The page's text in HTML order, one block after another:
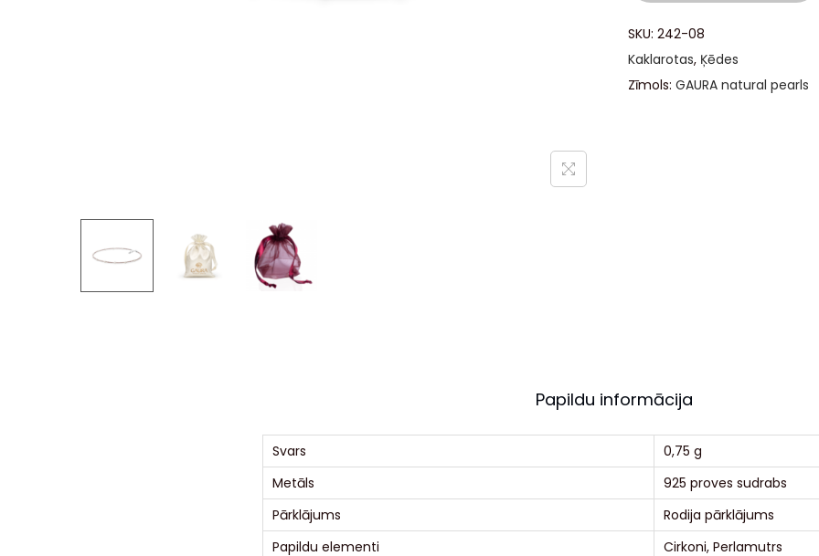
SKU: 242-08
Kaklarotas, Ķēdes
Zīmols: GAURA natural pearls
Papildu informācija
Svars
0,75 g
Metāls
925 proves sudrabs
Pārklājums
Rodija pārklājums
Papildu elementi
Cirkoni, Perlamutrs